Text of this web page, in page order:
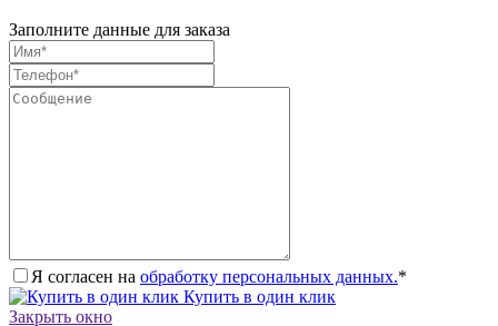
Заполните данные для заказа
Я согласен на обработку персональных данных.*
Купить в один клик
Закрыть окно